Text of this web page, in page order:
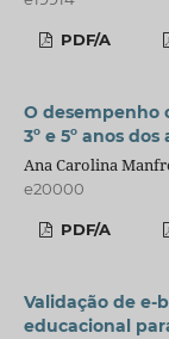
PDF/A
O desempenho
3º e 5º anos
Ana Carolina
e20000
PDF/A
Validação de e-
educacional